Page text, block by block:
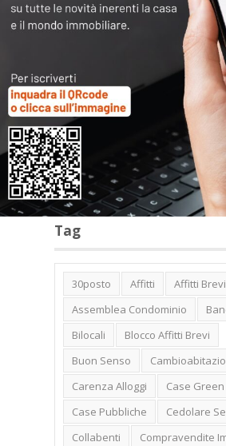
Categorie
Tag
30posto Affitti Affitti Brevi
Assemblea Condominio
Bilocali
Blocco Affitti Brevi
Buon Senso
Carenza Alloggi
Case Green
Case Pubbliche
Cedolare
Collabenti
Compravendite